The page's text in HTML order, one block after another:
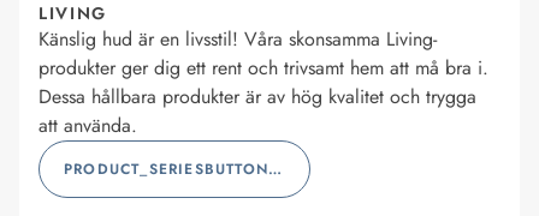
LIVING
Känslig hud är en livsstil! Våra skonsamma Living-
produkter ger dig ett rent och trivsamt hem att må bra i.
Dessa hållbara produkter är av hög kvalitet och trygga
att använda.
PRODUCT_SERIESBUTTONLABEL